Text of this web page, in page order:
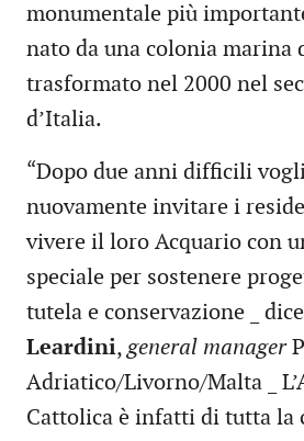
monumentale più
nato da una colonia marina
trasformato nel 2000 nel
d’Italia.
“Dopo due anni difficili
nuovamente invitare i
vivere il loro Acquario con
speciale per sostenere
tutela e conservazione _ dice
Leardini,general manager
Adriatico/Livorno/Malta _
Cattolica è infatti di tutta la